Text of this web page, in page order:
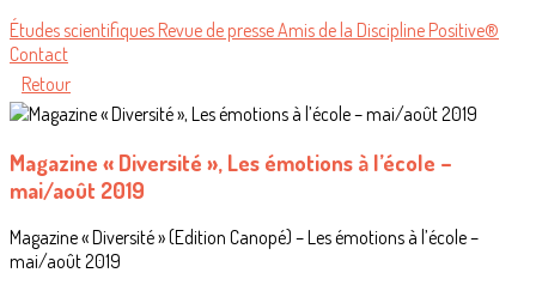
Études scientifiques Revue de presseAmis de la Discipline Positive®
Contact
Retour
Magazine « Diversité », Les émotions à l’école –
mai/août 2019
Magazine « Diversité » (Edition Canopé) – Les émotions à l’école –
mai/août 2019